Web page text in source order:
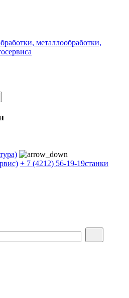
металлообработки,
+ 7 (4212) 56-19-19станки